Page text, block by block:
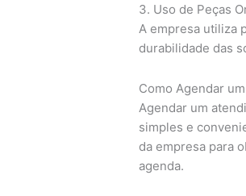
3. Uso de Peças
A empresa utiliza
durabilidade das
Como Agendar
Agendar um
simples e
da empresa para
agenda.